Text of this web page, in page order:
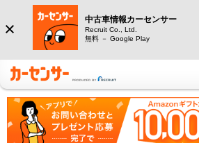
中古車情報カーセンサー
Recruit Co., Ltd.
無料 － Google Play